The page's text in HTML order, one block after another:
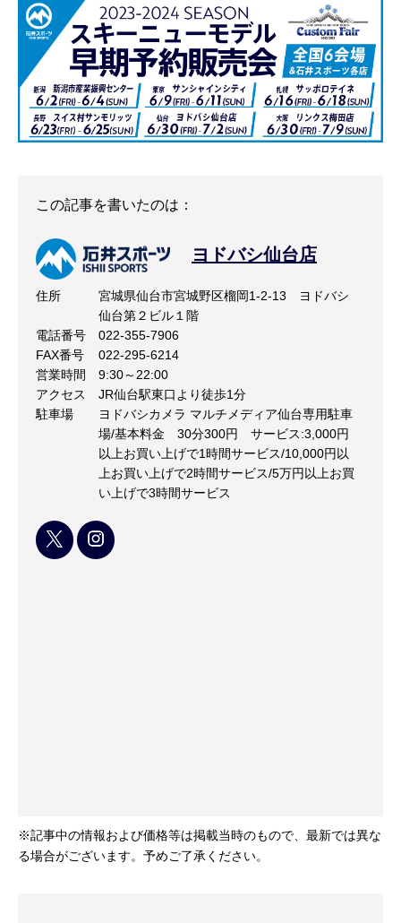
この記事を書いたのは：
ヨドバシ仙台店
住所
宮城県仙台市宮城野区榴岡1-2-13 ヨドバシ
仙台第２ビル１階
電話番号
022-355-7906
FAX番号
022-295-6214
営業時間
9:30～22:00
アクセス
JR仙台駅東口より徒歩1分
駐車場
ヨドバシカメラ マルチメディア仙台専用駐車
場/基本料金 30分300円 サービス:3,000円
以上お買い上げで1時間サービス/10,000円以
上お買い上げで2時間サービス/5万円以上お買
い上げで3時間サービス
※記事中の情報および価格等は掲載当時のもので、最新では異な
る場合がございます。予めご了承ください。